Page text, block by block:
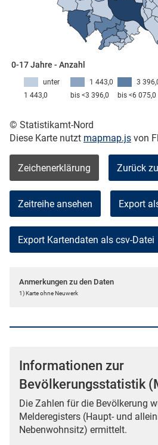
0-17 Jahre - Anzahl
3
bis <6 075,0
1 443,0
bis <3 396,0
unter
1 443,0
© Statistikamt-Nord
Diese Karte nutzt mapmap.js von
Zeichenerklärung Zurück
Zeitreihe ansehen Export
Anmerkungen zu den Daten
1) Karte ohne Neuwerk
Informationen zur
Bevölkerungsstatistik
Die Zahlen für die Bevölkerung
Melderegisters (Haupt- und
Nebenwohnsitz) ermittelt.